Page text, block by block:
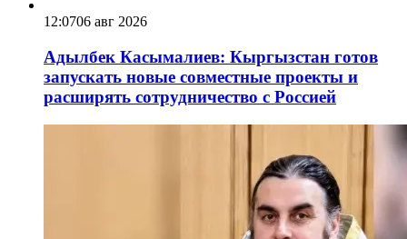
12:0706 авг 2026
Адылбек Касымалиев: Кыргызстан готов
запускать новые совместные проекты и
расширять сотрудничество с Россией